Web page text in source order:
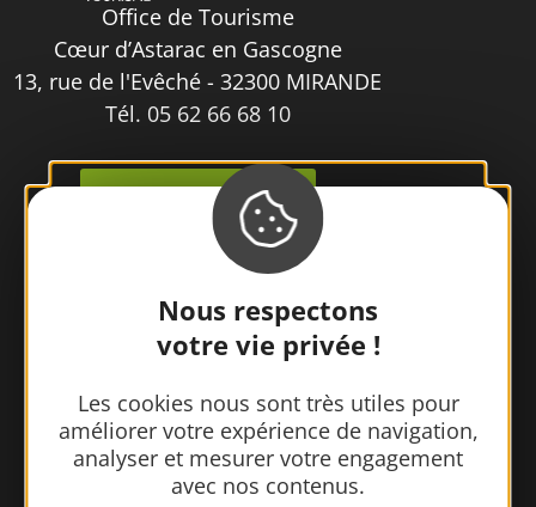
Nous respectons
votre vie privée !
Les cookies nous sont très utiles pour
améliorer votre expérience de navigation,
analyser et mesurer votre engagement
avec nos contenus.
Office de Tourisme
Cœur d’Astarac en Gascogne
13, rue de l'Evêché - 32300 MIRANDE
Tél. 05 62 66 68 10
Contactez-nous